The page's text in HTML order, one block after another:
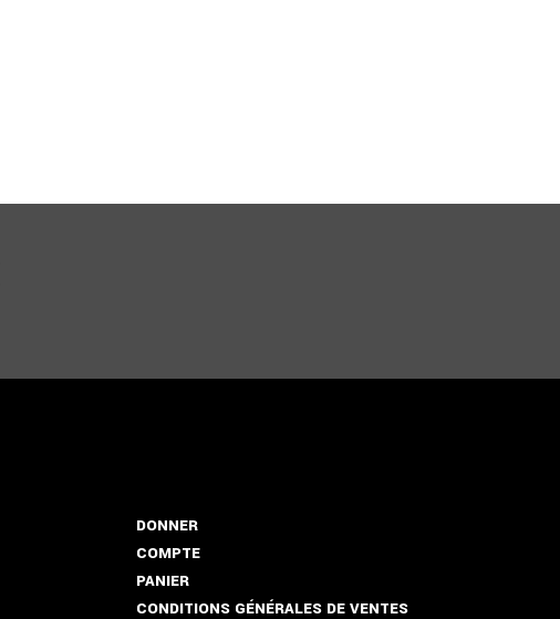
DONNER
COMPTE
PANIER
CONDITIONS GÉNÉRALES DE VENTES